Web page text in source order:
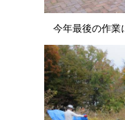
今年最後の作業